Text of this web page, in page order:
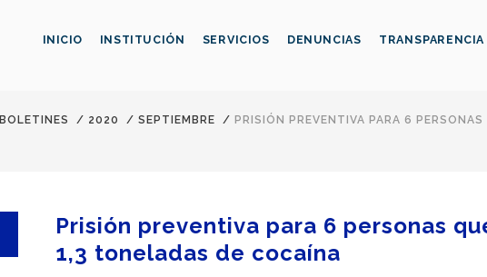
INICIO INSTITUCIÓN SERVICIOS DENUNCIAS TRANSPARENCIA
BOLETINES / 2020 / SEPTIEMBRE / PRISIÓN PREVENTIVA PARA 6
Prisión preventiva para 6 personas
1,3 toneladas de cocaína